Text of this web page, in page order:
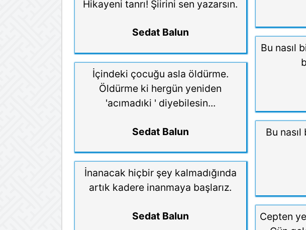
Hikayeni tanrı! Şiirini sen yazarsın.
Sedat Balun
İçindeki çocuğu asla öldürme.
Öldürme ki hergün yeniden
'acımadıki ' diyebilesin...
Sedat Balun
İnanacak hiçbir şey kalmadığında
artık kadere inanmaya başlarız.
Sedat Balun
Bu nasıl
Bu
Cepten